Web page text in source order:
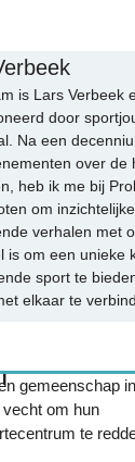
is Lars Verbeek
door
Na een
over de
heb ik me bij
om
verhalen met
is om een unieke
sport te
elkaar te
gemeenschap in
vecht om hun
te